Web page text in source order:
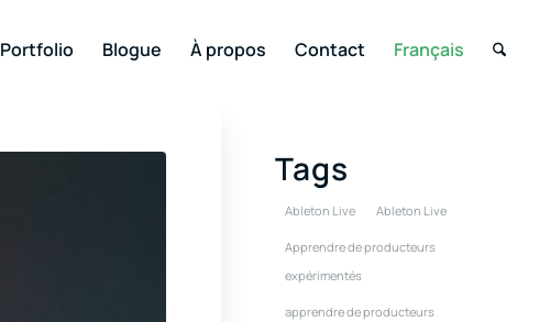
Portfolio Blogue À propos Contact Français
Tags
Ableton Live Ableton Live
Apprendre de producteurs
expérimentés
apprendre de producteurs